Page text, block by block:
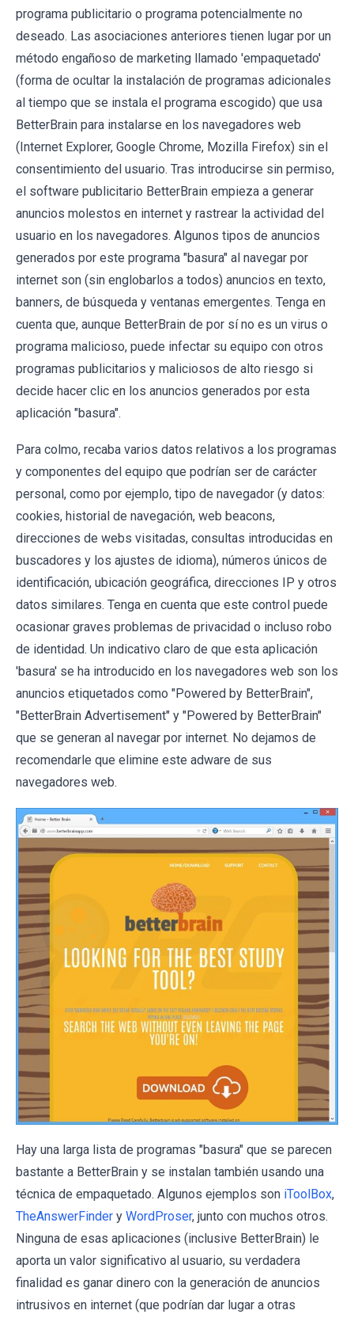
programa publicitario o programa potencialmente no
deseado. Las asociaciones anteriores tienen lugar por un
método engañoso de marketing llamado 'empaquetado'
(forma de ocultar la instalación de programas adicionales
al tiempo que se instala el programa escogido) que usa
BetterBrain para instalarse en los navegadores web
(Internet Explorer, Google Chrome, Mozilla Firefox) sin el
consentimiento del usuario. Tras introducirse sin permiso,
el software publicitario BetterBrain empieza a generar
anuncios molestos en internet y rastrear la actividad del
usuario en los navegadores. Algunos tipos de anuncios
generados por este programa "basura" al navegar por
internet son (sin englobarlos a todos) anuncios en texto,
banners, de búsqueda y ventanas emergentes. Tenga en
cuenta que, aunque BetterBrain de por sí no es un virus o
programa malicioso, puede infectar su equipo con otros
programas publicitarios y maliciosos de alto riesgo si
decide hacer clic en los anuncios generados por esta
aplicación "basura".
Para colmo, recaba varios datos relativos a los programas
y componentes del equipo que podrían ser de carácter
personal, como por ejemplo, tipo de navegador (y datos:
cookies, historial de navegación, web beacons,
direcciones de webs visitadas, consultas introducidas en
buscadores y los ajustes de idioma), números únicos de
identificación, ubicación geográfica, direcciones IP y otros
datos similares. Tenga en cuenta que este control puede
ocasionar graves problemas de privacidad o incluso robo
de identidad. Un indicativo claro de que esta aplicación
'basura' se ha introducido en los navegadores web son los
anuncios etiquetados como "Powered by BetterBrain",
"BetterBrain Advertisement" y "Powered by BetterBrain"
que se generan al navegar por internet. No dejamos de
recomendarle que elimine este adware de sus
navegadores web.
Hay una larga lista de programas "basura" que se parecen
bastante a BetterBrain y se instalan también usando una
técnica de empaquetado. Algunos ejemplos son iToolBox,
TheAnswerFinder y WordProser, junto con muchos otros.
Ninguna de esas aplicaciones (inclusive BetterBrain) le
aporta un valor significativo al usuario, su verdadera
finalidad es ganar dinero con la generación de anuncios
intrusivos en internet (que podrían dar lugar a otras